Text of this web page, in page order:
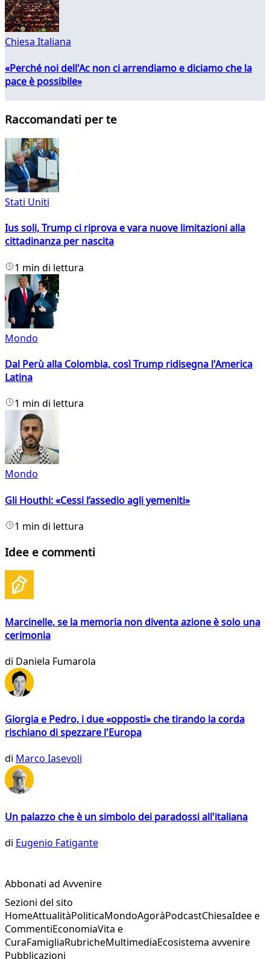
Chiesa Italiana
«Perché noi dell'Ac non ci arrendiamo e diciamo che la
pace è possibile»
Raccomandati per te
Stati Uniti
Ius soli, Trump ci riprova e vara nuove limitazioni alla
cittadinanza per nascita
1 min di lettura
Mondo
Dal Perù alla Colombia, così Trump ridisegna l'America
Latina
1 min di lettura
Mondo
Gli Houthi: «Cessi l’assedio agli yemeniti»
1 min di lettura
Idee e commenti
Marcinelle, se la memoria non diventa azione è solo una
cerimonia
di Daniela Fumarola
Giorgia e Pedro, i due «opposti» che tirando la corda
rischiano di spezzare l'Europa
di Marco Iasevoli
Un palazzo che è un simbolo dei paradossi all'italiana
di Eugenio Fatigante
Abbonati ad Avvenire
Sezioni del sito
HomeAttualitàPoliticaMondoAgoràPodcastChiesaIdee e
CommentiEconomiaVita e
CuraFamigliaRubricheMultimediaEcosistema avvenire
Pubblicazioni